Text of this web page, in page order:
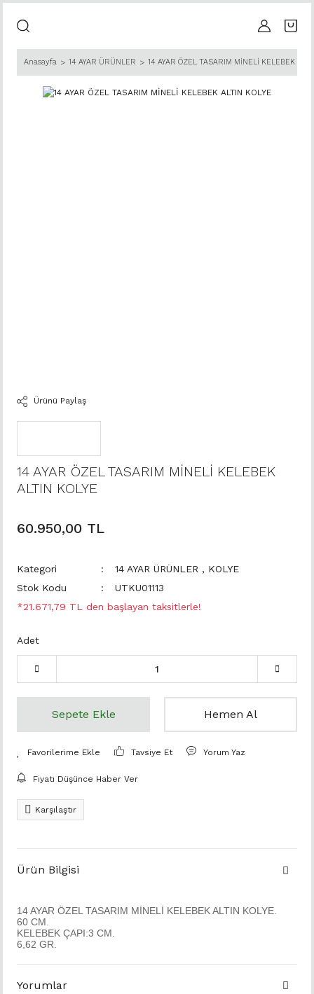
Anasayfa 14 AYAR ÜRÜNLER 14 AYAR ÖZEL TASARIM MİNELİ KELEBEK
Ürünü Paylaş
14 AYAR ÖZEL TASARIM MİNELİ KELEBEK
ALTIN KOLYE
60.950,00 TL
Kategori 14 AYAR ÜRÜNLER , KOLYE
Stok Kodu
UTKU01113
*21.671,79 TL den başlayan taksitlerle!
Adet
Sepete Ekle Hemen Al
Tavsiye Et Yorum Yaz
Fiyatı Düşünce Haber Ver
Karşılaştır
Ürün Bilgisi
14 AYAR ÖZEL TASARIM MİNELİ KELEBEK ALTIN KOLYE.
60 CM.
KELEBEK ÇAPI:3 CM.
6,62 GR.
Yorumlar